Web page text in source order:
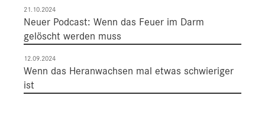
21.10.2024
Neuer Podcast: Wenn das Feuer im Darm
gelöscht werden muss
12.09.2024
Wenn das Heranwachsen mal etwas schwieriger
ist